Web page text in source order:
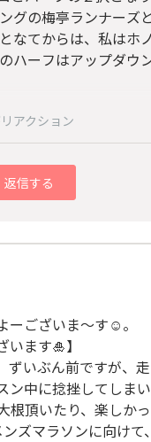
グの梅亭ランナー
なてからは、私はホ
ハーフはアップダウ
アクション
返信する
ーございま〜す☺️。
います🎍】
ずいぶん前ですが、
ン中に捻挫してしま
根頂いたり、楽しかっ
ズマラソンに向けて